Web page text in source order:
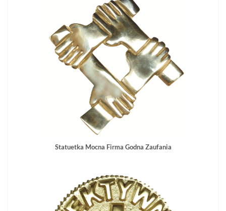
Statuetka Mocna Firma Godna Zaufania